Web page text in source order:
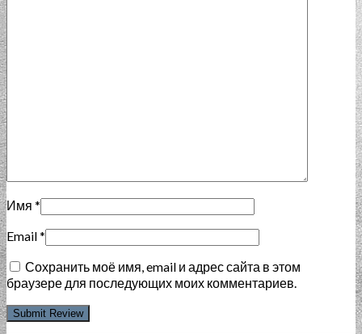
Имя *
Email*
Сохранить моё имя, email и адрес сайта в этом
браузере для последующих моих комментариев.